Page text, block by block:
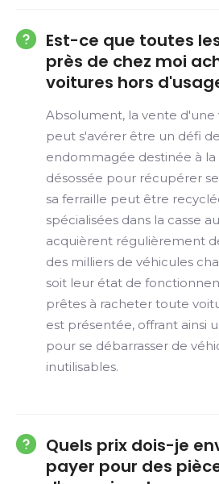
Est-ce que toutes
près de chez moi
voitures hors
Absolument, la vente
peut s'avérer être un défi
endommagée destinée à
désossée pour récupérer
sa ferraille peut être
spécialisées dans la casse
acquièrent régulièrement
des milliers de véhicules
soit leur état de
prêtes à racheter toute
est présentée, offrant ainsi
pour se débarrasser de
inutilisables.
Quels prix dois-je
payer pour des